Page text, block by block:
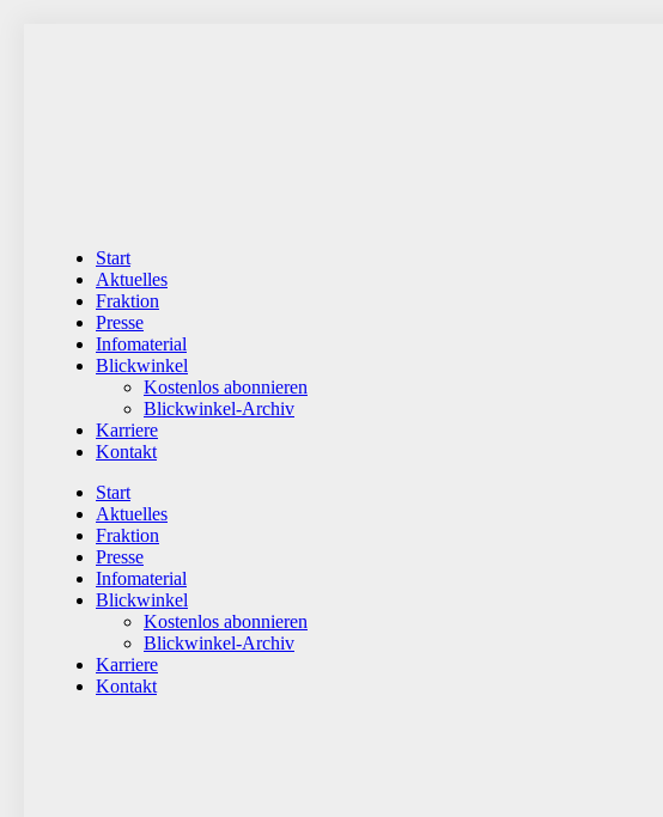
Start
Aktuelles
Fraktion
Presse
Infomaterial
Blickwinkel
Kostenlos abonnieren
Blickwinkel-Archiv
Karriere
Kontakt
Start
Aktuelles
Fraktion
Presse
Infomaterial
Blickwinkel
Kostenlos abonnieren
Blickwinkel-Archiv
Karriere
Kontakt